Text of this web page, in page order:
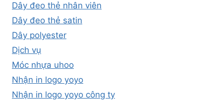
Dây đeo thẻ nhân viên
Dây đeo thẻ satin
Dây polyester
Dịch vụ
Móc nhựa uhoo
Nhận in logo yoyo
Nhận in logo yoyo công ty